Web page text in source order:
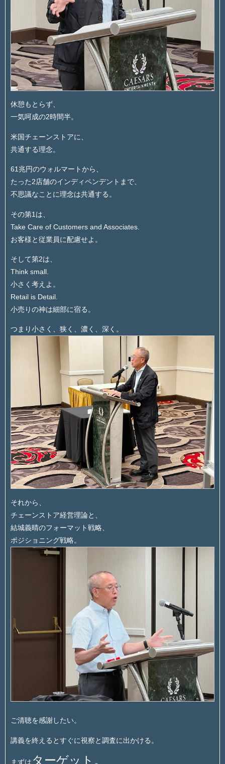
休憩もとらず、
一気呵成の2時間半。
米国チェーンストアに、
共通する理念。
61兆円のウォルマートから、
たった2店舗のインディペンデントまで、
不思議なことに理念は共通する。
その第1は、
Take Care of Customers and Associates.
お客様と従業員に配慮せよ。
そして第2は、
Think small.
小さく考えよ。
Retail is Detail.
小売りの神は細部に宿る。
つまり小さく、狭く、濃く、深く。
それから、
チェーンストア経営理論と、
結城義晴のフォーマット戦略、
ポジショニング戦略。
ご清聴を感謝したい。
講義を終えるとすぐに視察と調査に出かける。
まずは ターゲット。